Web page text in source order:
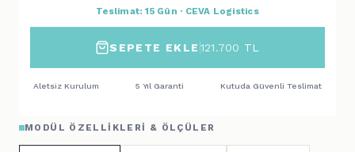
Teslimat: 15 Gün · CEVA Logistics
SEPETE EKLE 121.700 TL
Aletsiz Kurulum 5 Yıl Garanti Kutuda Güvenli Teslimat
MODÜL ÖZELLIKLERI & ÖLÇÜLER